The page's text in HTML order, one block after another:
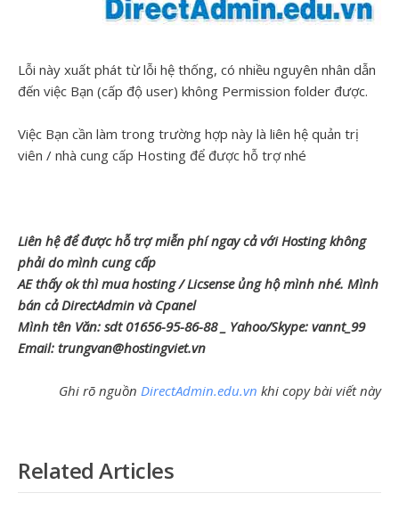
Lỗi này xuất phát từ lỗi hệ thống, có nhiều nguyên nhân dẫn
đến việc Bạn (cấp độ user) không Permission folder được.
Việc Bạn cần làm trong trường hợp này là liên hệ quản trị
viên / nhà cung cấp Hosting để được hỗ trợ nhé
Liên hệ để được hỗ trợ miễn phí ngay cả với Hosting không
phải do mình cung cấp
AE thấy ok thì mua hosting / Licsense ủng hộ mình nhé. Mình
bán cả DirectAdmin và Cpanel
Mình tên Văn: sdt 01656-95-86-88 _ Yahoo/Skype: vannt_99
Email: trungvan@hostingviet.vn
Ghi rõ nguồn DirectAdmin.edu.vn khi copy bài viết này
Related Articles